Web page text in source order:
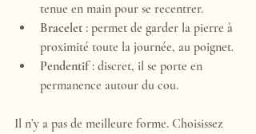
tenue en main pour se recentrer.
Bracelet : permet de garder la pierre à
proximité toute la journée, au poignet.
Pendentif : discret, il se porte en
permanence autour du cou.
Il n’y a pas de meilleure forme. Choisissez